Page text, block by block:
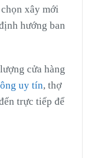
xây mới
hướng ban
cửa hàng
uy tín, thợ
trực tiếp để